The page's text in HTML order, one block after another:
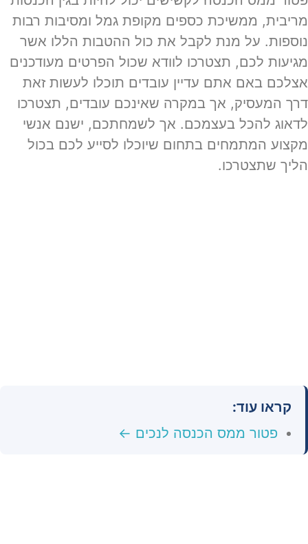
מריבית, ממשיכת כספים מקופת גמל ומסיבות רבות
נוספות. על מנת לקבל את כול ההטבות הללו אשר
מגיעות לכם, תצטרכו לוודא שכול הפרטים מעודכנים
אצלכם באם אתם עדיין עובדים תוכלו לעשות זאת
דרך המעסיק, אך במקרה שאינכם עובדים, תצטרכו
לדאוג להכל בעצמכם. אך לשמחתכם, ישנם אנשי
מקצוע המתמחים בתחום שיוכלו לסייע לכם בכול
הליך שתצטרכו.
קראו עוד:
פטור ממס הכנסה לנכים ←